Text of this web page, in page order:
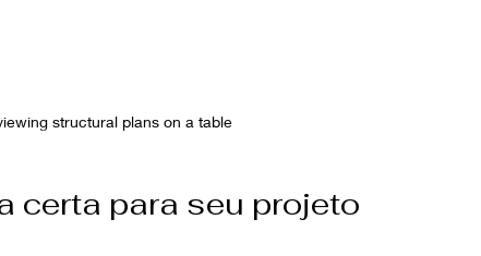
structural plans on a table
certa para seu projeto